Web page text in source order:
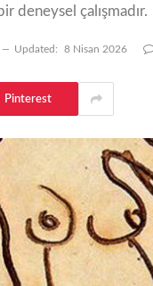
deneysel çalışmadır.
Updated: 8 Nisan 2026
Pinterest